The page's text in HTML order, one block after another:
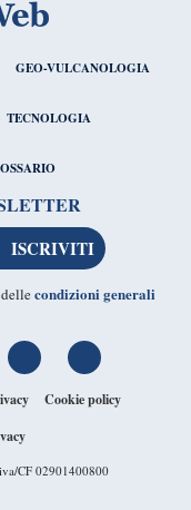
GEO-VULCANOLOGIA
TECNOLOGIA
condizioni generali
Cookie policy
CF 02901400800